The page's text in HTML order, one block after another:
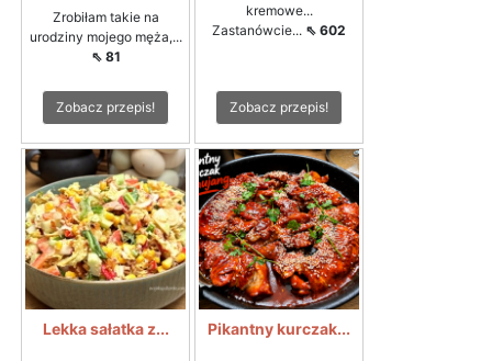
Zrobiłam takie na
urodziny mojego męża,...
⇖ 81
Zobacz przepis!
kremowe...
Zastanówcie... ⇖ 602
Zobacz przepis!
Lekka sałatka z... Pikantny kurczak...